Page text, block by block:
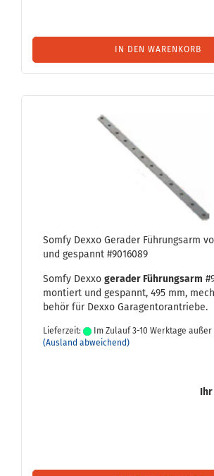
IN DEN WARENKORB
Somfy Dexxo Ge­ra­der Füh­rungs­arm
und ge­spannt #9016089
Somfy Dexxo ge­ra­der Füh­rungs­arm
mon­tiert und ge­spannt, 495 mm,
be­hör für Dexxo Ga­ra­gen­tor­an­trie­be.
Lieferzeit:
Im Zulauf 3-10 Werktage außer
(Ausland abweichend)
Ihr